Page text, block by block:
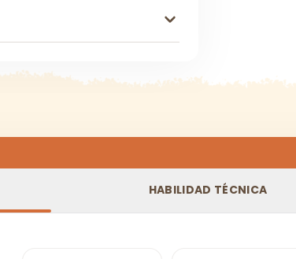
HABILIDAD TÉCNICA